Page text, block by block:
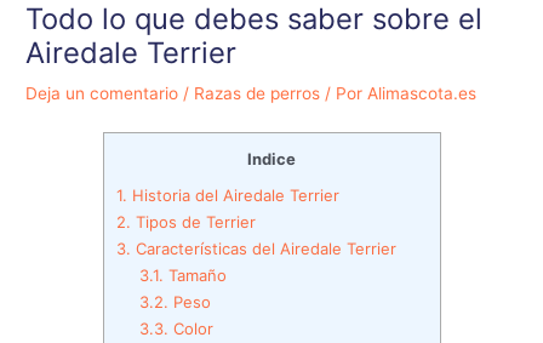
Todo lo que debes saber sobre el
Airedale Terrier
Deja un comentario / Razas de perros / Por Alimascota.es
Indice
1. Historia del Airedale Terrier
2. Tipos de Terrier
3. Características del Airedale Terrier
3.1. Tamaño
3.2. Peso
3.3. Color